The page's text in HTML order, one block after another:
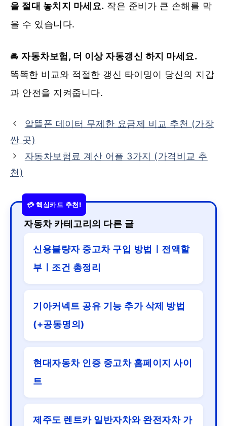
을 절대 놓치지 마세요. 작은 준비가 큰 손해를 막
을 수 있습니다.
🚘 자동차보험, 더 이상 자동갱신 하지 마세요.
똑똑한 비교와 적절한 갱신 타이밍이 당신의 지갑
과 안전을 지켜줍니다.
알뜰폰 데이터 무제한 요금제 비교 추천 (가장
싼 곳)
자동차보험료 계산 어플 3가지 (가격비교 추
천)
자동차 카테고리의 다른 글
신용불량자 중고차 구입 방법ㅣ전액할
부ㅣ조건 총정리
기아커넥트 공유 기능 추가 삭제 방법
(+공동명의)
현대자동차 인증 중고차 홈페이지 사이
트
제주도 렌트카 일반자차와 완전자차 가